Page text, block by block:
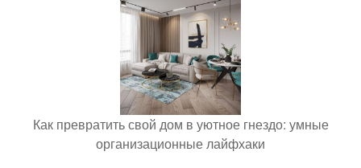
Как превратить свой дом в уютное гнездо: умные
организационные лайфхаки